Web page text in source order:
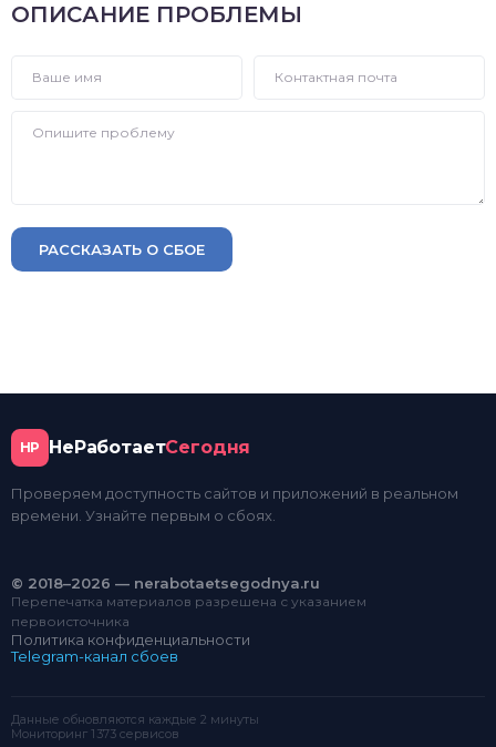
ОПИСАНИЕ ПРОБЛЕМЫ
РАССКАЗАТЬ О СБОЕ
НР НеРаботаетСегодня
Проверяем доступность сайтов и приложений в реальном
времени. Узнайте первым о сбоях.
© 2018–2026 — nerabotaetsegodnya.ru
Перепечатка материалов разрешена с указанием
первоисточника
Политика конфиденциальности
Telegram-канал сбоев
Данные обновляются каждые 2 минуты
Мониторинг 1 373 сервисов